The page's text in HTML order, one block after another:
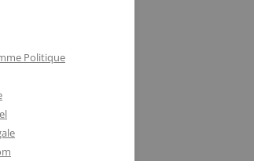
Politique